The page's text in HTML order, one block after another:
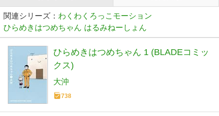
関連シリーズ： わくわくろっこモーション
ひらめきはつめちゃん はるみねーしょん
ひらめきはつめちゃん 1 (BLADEコミッ
クス)
大沖
738